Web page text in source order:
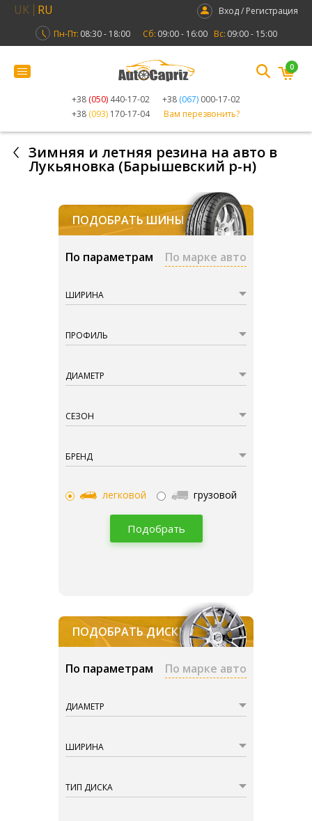
UK RU
Вход / Регистрация
Пн-Пт: 08:30 - 18:00 Сб: 09:00 - 16:00 Вс: 09:00 - 15:00
+38 (050) 440-17-02 +38 (067) 000-17-02
+38 (093) 170-17-04 Вам перезвонить?
0
Зимняя и летняя резина на авто в
Лукьяновка (Барышевский р-н)
ПОДОБРАТЬ ШИНЫ
По параметрам По марке авто
ШИРИНА
ПРОФИЛЬ
ДИАМЕТР
СЕЗОН
БРЕНД
легковой грузовой
Подобрать
ПОДОБРАТЬ ДИСКИ
По параметрам По марке авто
ДИАМЕТР
ШИРИНА
ТИП ДИСКА